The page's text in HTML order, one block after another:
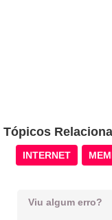
Tópicos
INTERNET
Viu algum erro?